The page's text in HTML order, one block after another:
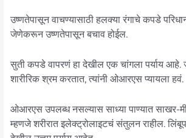
उष्णतेपासून वाचण्यासाठी हलक्या रंगाचे कपडे
जेणेकरून उष्णतेपासून बचाव होईल.
सुती कपडे वापरणं हा देखील एक चांगला पर्याय
शारीरिक श्रम करतात, त्यांनी ओआरएस प्यायला हवं.
ओआरएस उपलब्ध नसल्यास साध्या पाण्यात साखर-
म्हणजे शरीरात इलेक्ट्रोलाइटचं संतुलन राहील.